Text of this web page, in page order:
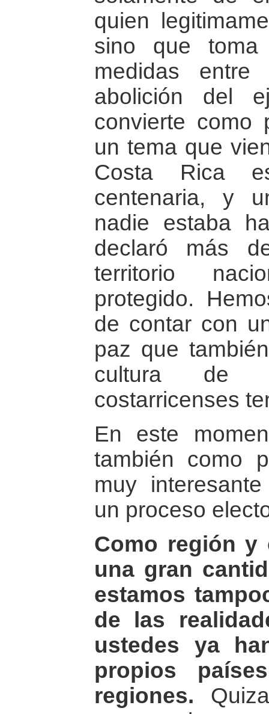
quien
sino que
medidas
abolición del
convierte como
un tema que
Costa Rica
centenaria, y
nadie estaba
declaró más
territorio
protegido.
de contar con
paz que
cultura de
costarricenses
En este
también como
muy
un proceso
Como región y
una gran
estamos
de las
ustedes ya
propios
regiones.